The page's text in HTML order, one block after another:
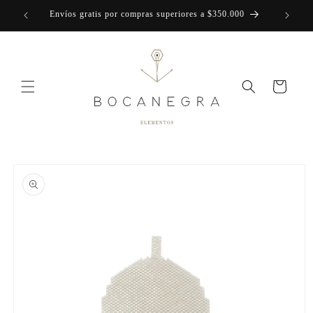
Skip to
content
Envíos gratis por compras superiores a $350.000
Cart
product
information